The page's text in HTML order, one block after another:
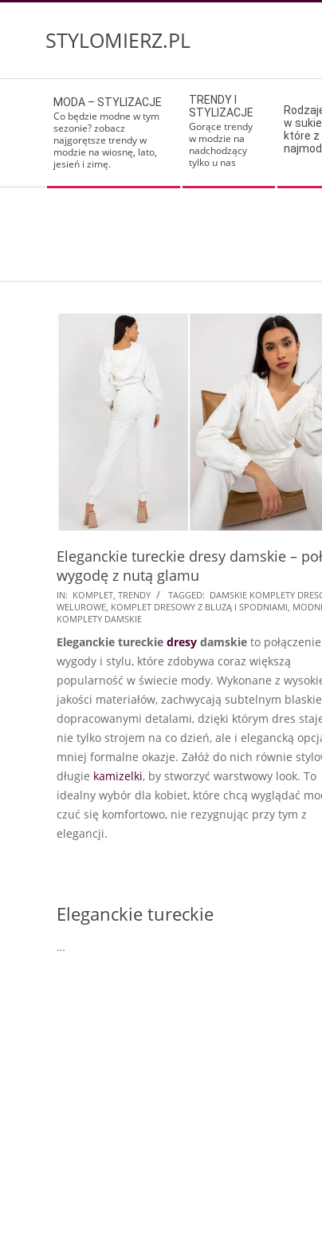
STYLOMIERZ.PL
Navigation
Menu
MODA – STYLIZACJE
Co będzie modne w tym
sezonie? zobacz
najgorętsze trendy w
modzie na wiosnę, lato,
jesień i zimę.
TRENDY I
STYLIZACJE
Gorące trendy
w modzie na
nadchodzący
tylko u nas
w
które z
Eleganckie tureckie dresy damskie –
wygodę z nutą glamu
2024-
09-
IN: KOMPLET TRENDY TAGGED: DAMSKIE KOMPLETY
WELUROWE KOMPLET DRESOWY Z BLUZĄ I SPODNIAMI
KOMPLETY DAMSKIE
Eleganckie tureckie dresy damskie to połączenie
wygody i stylu, które zdobywa coraz większą
popularność w świecie mody. Wykonane z
jakości materiałów, zachwycają subtelnym
dopracowanymi detalami, dzięki którym dres
nie tylko strojem na co dzień, ale i elegancką
mniej formalne okazje. Załóż do nich równie
długie kamizelki, by stworzyć warstwowy look. To
idealny wybór dla kobiet, które chcą wyglądać
czuć się komfortowo, nie rezygnując przy tym z
elegancji.
Eleganckie tureckie
…